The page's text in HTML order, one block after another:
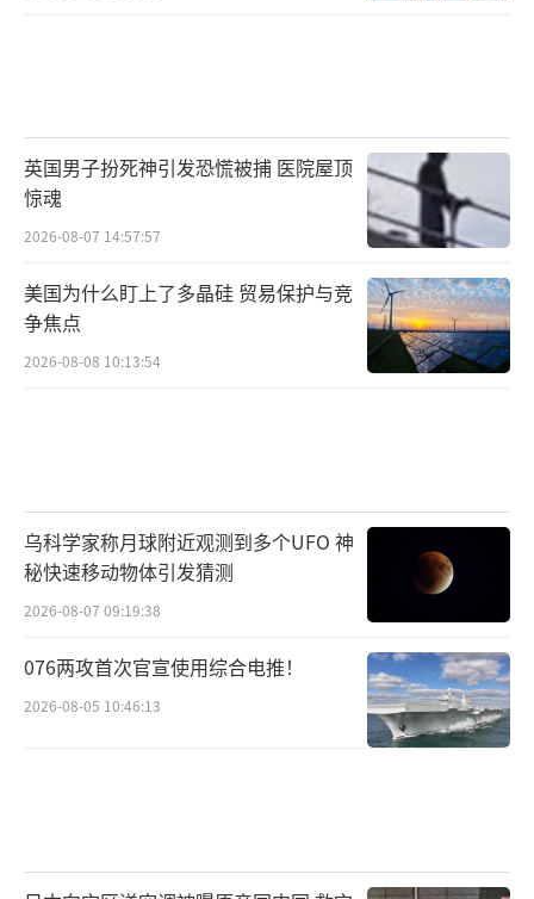
英国男子扮死神引发恐慌被捕 医院屋顶
惊魂
2026-08-07 14:57:57
美国为什么盯上了多晶硅 贸易保护与竞
争焦点
2026-08-08 10:13:54
乌科学家称月球附近观测到多个UFO 神
秘快速移动物体引发猜测
2026-08-07 09:19:38
076两攻首次官宣使用综合电推！
2026-08-05 10:46:13